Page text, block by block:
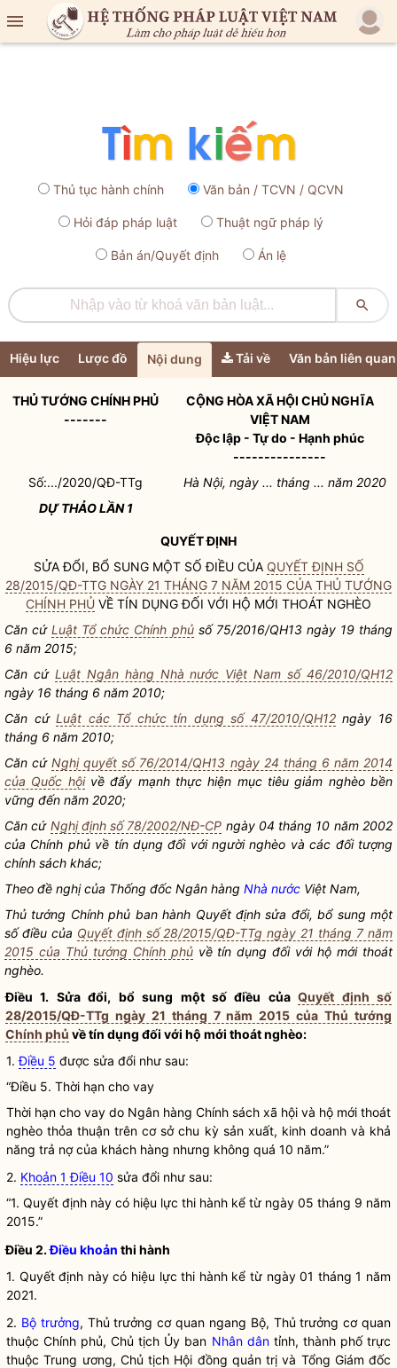

Thủ tục hành chính Văn bản / TCVN / QCVN
Hỏi đáp pháp luật Thuật ngữ pháp lý
Bản án/Quyết định Án lệ

Hiệu lực Lược đồ Nội dung Tải về Văn bản liên quan
THỦ TƯỚNG CHÍNH PHỦ
-------
CỘNG HÒA XÃ HỘI CHỦ NGHĨA
VIỆT NAM
Độc lập - Tự do - Hạnh phúc
---------------
Số:.../2020/QĐ-TTg
Hà Nội, ngày ... tháng ... năm 2020
DỰ THẢO LẦN 1
QUYẾT ĐỊNH
SỬA ĐỔI, BỔ SUNG MỘT SỐ ĐIỀU CỦA QUYẾT ĐỊNH SỐ
28/2015/QĐ-TTG NGÀY 21 THÁNG 7 NĂM 2015 CỦA THỦ TƯỚNG
CHÍNH PHỦ VỀ TÍN DỤNG ĐỐI VỚI HỘ MỚI THOÁT NGHÈO
Căn cứLuật Tổ chức Chính phủsố 75/2016/QH13 ngày 19 tháng
6 năm 2015;
Căn cứ Luật Ngân hàng Nhà nước Việt Nam số 46/2010/QH12
ngày 16 tháng 6 năm 2010;
Căn cứLuật các Tổ chức tín dụng số 47/2010/QH12ngày 16
tháng 6 năm 2010;
Căn cứNghị quyết số 76/2014/QH13 ngày 24 tháng 6 năm 2014
của Quốc hộivề đẩy mạnh thực hiện mục tiêu giảm nghèo bền
vững đến năm 2020;
Căn cứ Nghị định số 78/2002/NĐ-CP ngày 04 tháng 10 năm 2002
của Chính phủ về tín dụng đối với người nghèo và các đối tượng
chính sách khác;
Theo đề nghị của Thống đốc Ngân hàng Nhà nước Việt Nam,
Thủ tướng Chính phủ ban hành Quyết định sửa đổi, bổ sung một
số điều của Quyết định số 28/2015/QĐ-TTg ngày 21 tháng 7 năm
2015 của Thủ tướng Chính phủvề tín dụng đối với hộ mới thoát
nghèo.
Điều 1. Sửa đổi, bổ sung một số điều củaQuyết định số
28/2015/QĐ-TTg ngày 21 tháng 7 năm 2015 của Thủ tướng
Chính phủ về tín dụng đối với hộ mới thoát nghèo:
1.Điều 5 được sửa đổi như sau:
“Điều 5. Thời hạn cho vay
Thời hạn cho vay do Ngân hàng Chính sách xã hội và hộ mới thoát
nghèo thỏa thuận trên cơ sở chu kỳ sản xuất, kinh doanh và khả
năng trả nợ của khách hàng nhưng không quá 10 năm.”
2. Khoản 1 Điều 10 sửa đổi như sau:
“1. Quyết định này có hiệu lực thi hành kể từ ngày 05 tháng 9 năm
2015.”
Điều 2.Điều khoản thi hành
1. Quyết định này có hiệu lực thi hành kể từ ngày 01 tháng 1 năm
2021.
2. Bộ trưởng, Thủ trưởng cơ quan ngang Bộ, Thủ trưởng cơ quan
thuộc Chính phủ, Chủ tịch Ủy ban Nhân dântỉnh, thành phố trực
thuộc Trung ương, Chủ tịch Hội đồng quản trị và Tổng Giám đốc